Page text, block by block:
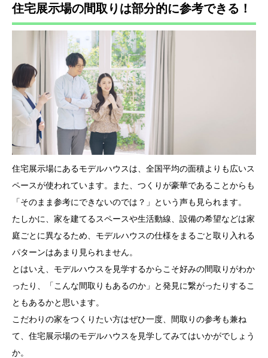
住宅展示場の間取りは部分的に参考できる！
住宅展示場にあるモデルハウスは、全国平均の面積よりも広いス
ペースが使われています。また、つくりが豪華であることからも
「そのまま参考にできないのでは？」という声も見られます。
たしかに、家を建てるスペースや生活動線、設備の希望などは家
庭ごとに異なるため、モデルハウスの仕様をまるごと取り入れる
パターンはあまり見られません。
とはいえ、モデルハウスを見学するからこそ好みの間取りがわか
ったり、「こんな間取りもあるのか」と発見に繋がったりするこ
ともあるかと思います。
こだわりの家をつくりたい方はぜひ一度、間取りの参考も兼ね
て、住宅展示場のモデルハウスを見学してみてはいかがでしょう
か。